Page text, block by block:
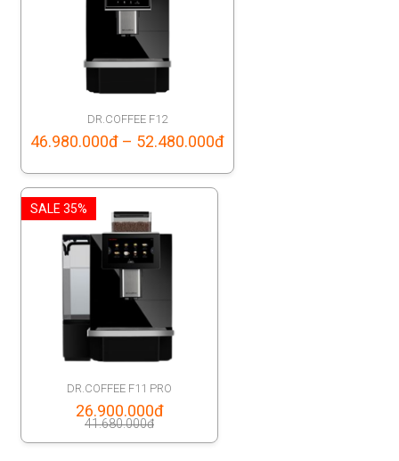
DR.COFFEE F12
46.980.000đ – 52.480.000đPrice
range:
SALE 35%
DR.COFFEE F11 PRO
41.680.000đ
Original
26.900.000đ
Current